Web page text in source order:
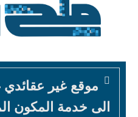
موقع غير
الى خدمة المكون